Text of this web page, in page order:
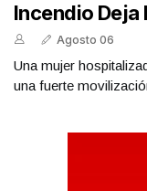
Incendio Deja
Agosto 06
Una mujer
una fuerte